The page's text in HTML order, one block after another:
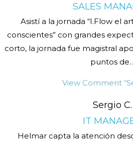
SALES
Asistí a la jornada “I.Flow el
conscientes” con grandes
corto, la jornada fue magistral
puntos de
View Comment
Sergio C.
IT
Helmar capta la atención